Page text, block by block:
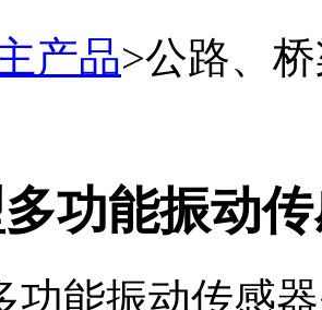
产品>公路、
功能振动
功能振动传感